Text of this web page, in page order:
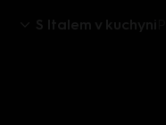
S Italem v kuchyni